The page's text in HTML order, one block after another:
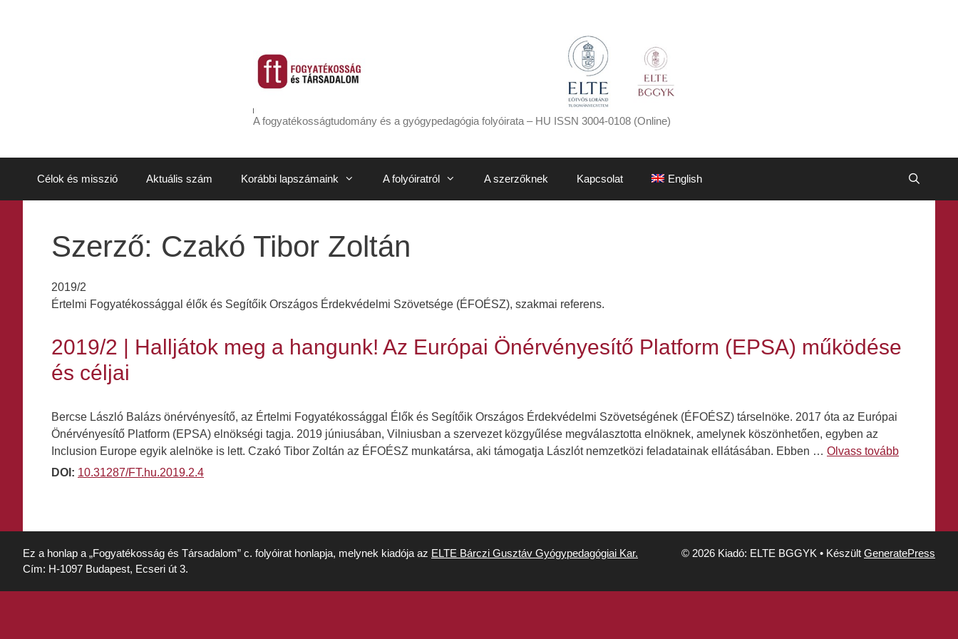
A fogyatékosságtudomány és a gyógypedagógia folyóirata – HU ISSN 3004-0108 (Online)
Célok és misszió Aktuális szám Korábbi lapszámaink A folyóiratról A szerzőknek Kapcsolat English
Szerző: Czakó Tibor Zoltán
2019/2
Értelmi Fogyatékossággal élők és Segítőik Országos Érdekvédelmi Szövetsége (ÉFOÉSZ), szakmai referens.
2019/2 | Halljátok meg a hangunk! Az Európai Önérvényesítő Platform (EPSA) működése
és céljai
Bercse László Balázs önérvényesítő, az Értelmi Fogyatékossággal Élők és Segítőik Országos Érdekvédelmi Szövetségének (ÉFOÉSZ) társelnöke. 2017 óta az Európai
Önérvényesítő Platform (EPSA) elnökségi tagja. 2019 júniusában, Vilniusban a szervezet közgyűlése megválasztotta elnöknek, amelynek köszönhetően, egyben az
Inclusion Europe egyik alelnöke is lett. Czakó Tibor Zoltán az ÉFOÉSZ munkatársa, aki támogatja Lászlót nemzetközi feladatainak ellátásában. Ebben … Olvass tovább
DOI: 10.31287/FT.hu.2019.2.4
Ez a honlap a „Fogyatékosság és Társadalom” c. folyóirat honlapja, melynek kiadója az ELTE Bárczi Gusztáv Gyógypedagógiai Kar.
Cím: H-1097 Budapest, Ecseri út 3.
© 2026 Kiadó: ELTE BGGYK • Készült GeneratePress